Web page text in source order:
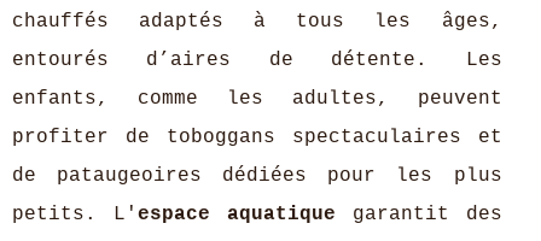
chauffés adaptés à tous les âges,
entourés d’aires de détente. Les
enfants, comme les adultes, peuvent
profiter de toboggans spectaculaires et
de pataugeoires dédiées pour les plus
petits. L' espace aquatique garantit des